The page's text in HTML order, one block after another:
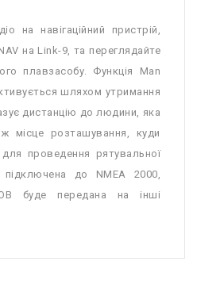
на навігаційний пристрій,
на Link-9, та переглядайте
плавзасобу. Функція Man
шляхом утримання
дистанцію до людини, яка
місце розташування, куди
проведення рятувальної
до NMEA 2000,
буде передана на інші